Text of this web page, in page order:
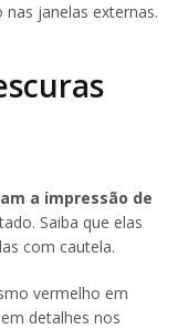
janelas externas.
a impressão de
Saiba que elas
com cautela.
vermelho em
detalhes nos